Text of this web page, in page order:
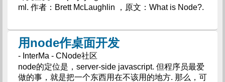
ml. 作者：Brett McLaughlin ，原文：What is Node?.
用node作桌面开发
- InterMa - CNode社区
node的定位是，server-side javascript. 但程序员最爱
做的事，就是把一个东西用在不该用的地方. 那么，可